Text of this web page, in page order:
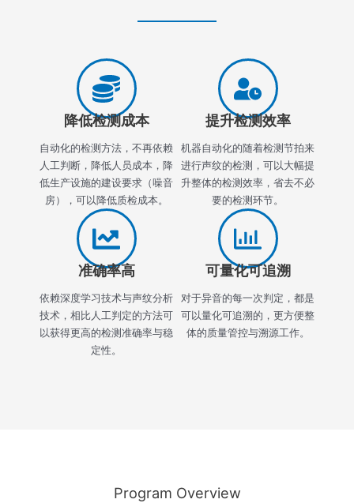
降低检测成本
自动化的检测方法，不再依赖
人工判断，降低人员成本，降
低生产设施的建设要求（噪音
房），可以降低质检成本。
提升检测效率
机器自动化的随着检测节拍来
进行声纹的检测，可以大幅提
升整体的检测效率，省去不必
要的检测环节。
准确率高
依赖深度学习技术与声纹分析
技术，相比人工判定的方法可
以获得更高的检测准确率与稳
定性。
可量化可追溯
对于异音的每一次判定，都是
可以量化可追溯的，更方便整
体的质量管控与溯源工作。
Program Overview